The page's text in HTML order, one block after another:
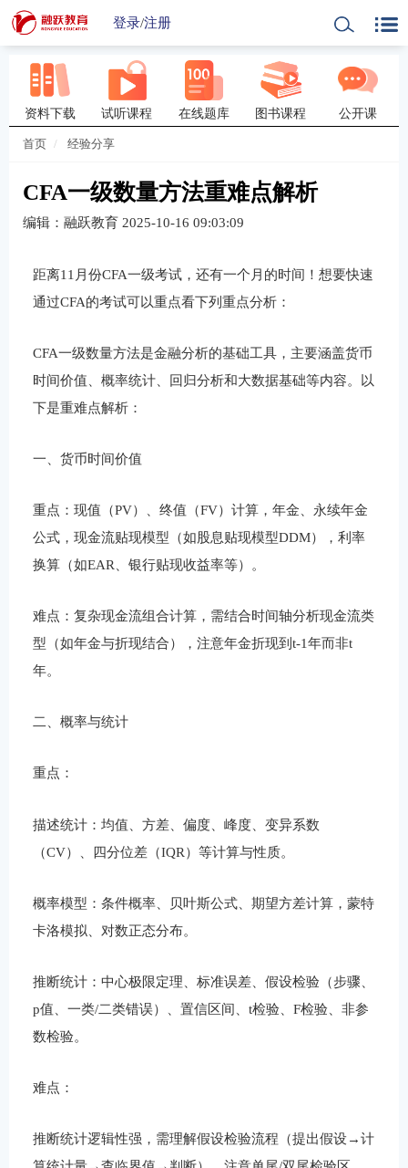
登录/注册
资料下载 试听课程 在线题库 图书课程 公开课
首页 经验分享
CFA一级数量方法重难点解析
编辑：融跃教育 2025-10-16 09:03:09
距离11月份CFA一级考试，还有一个月的时间！想要快速
通过CFA的考试可以重点看下列重点分析：
CFA一级数量方法是金融分析的基础工具，主要涵盖货币
时间价值、概率统计、回归分析和大数据基础等内容。以
下是重难点解析：
一、货币时间价值
重点：现值（PV）、终值（FV）计算，年金、永续年金
公式，现金流贴现模型（如股息贴现模型DDM），利率
换算（如EAR、银行贴现收益率等）。
难点：复杂现金流组合计算，需结合时间轴分析现金流类
型（如年金与折现结合），注意年金折现到t-1年而非t
年。
二、概率与统计
重点：
描述统计：均值、方差、偏度、峰度、变异系数
（CV）、四分位差（IQR）等计算与性质。
概率模型：条件概率、贝叶斯公式、期望方差计算，蒙特
卡洛模拟、对数正态分布。
推断统计：中心极限定理、标准误差、假设检验（步骤、
p值、一类/二类错误）、置信区间、t检验、F检验、非参
数检验。
难点：
推断统计逻辑性强，需理解假设检验流程（提出假设→计